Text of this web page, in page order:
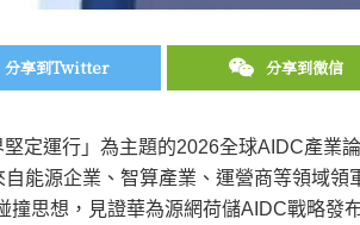
分享到Twitter 分享到微信
定運行」為主題的2026全球AIDC產業
能源企業、智算產業、運營商等領域領
思想，見證華為源網荷儲AIDC戰略發